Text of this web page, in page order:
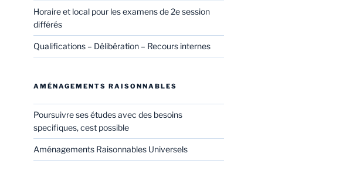
Horaire et local pour les examens de 2e session
différés
Qualifications – Délibération – Recours internes
AMÉNAGEMENTS RAISONNABLES
Poursuivre ses études avec des besoins
specifiques, cest possible
Aménagements Raisonnables Universels